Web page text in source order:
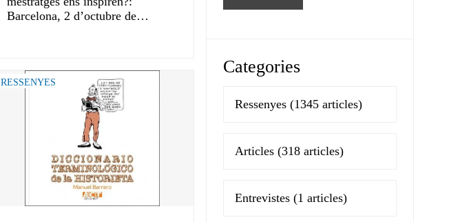
Barcelona, 2 d’octubre de…
RESSENYES
Categories
Ressenyes (1345 articles)
Articles (318 articles)
Entrevistes (1 articles)